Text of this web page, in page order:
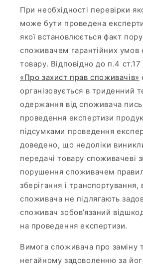
При необхідності перевірки
може бути проведена
якої встановлюється факт
споживачем гарантійних умов
товару. Відповідно до п.4 ст.17
«Про захист прав споживачів»
організовується в триденний
одержання від споживача
проведення експертизи
підсумками проведення
доведено, що недоліки
передачі товару споживачеві
порушення споживачем правил
зберігання і транспортування,
споживача не підлягають
споживач зобов’язаний
на проведення експертизи.
Вимога споживача про заміну
негайному задоволенню за